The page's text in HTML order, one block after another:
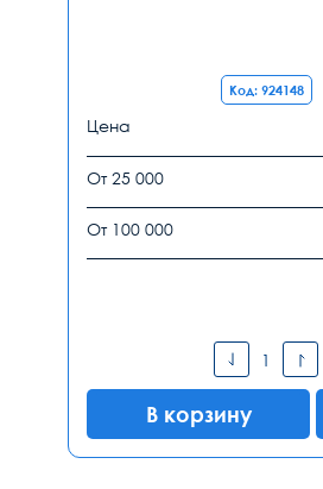
Код: 924148
Цена
От 25 000
От 100 000
В корзину